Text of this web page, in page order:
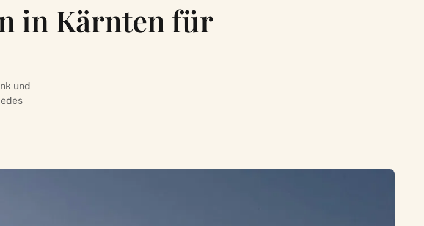
in Kärnten für
und